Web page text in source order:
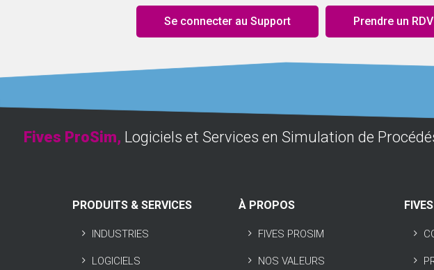
Se connecter au Support Prendre un
Fives ProSim, Logiciels et Services en Simulation de
PRODUITS & SERVICES
INDUSTRIES
LOGICIELS
À PROPOS
FIVES PROSIM
NOS VALEURS